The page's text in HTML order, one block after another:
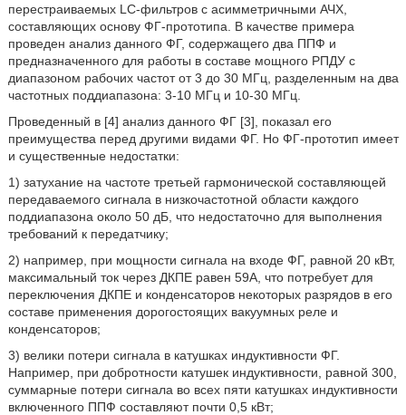
перестраиваемых LC-фильтров с асимметричными АЧХ,
составляющих основу ФГ-прототипа. В качестве примера
проведен анализ данного ФГ, содержащего два ППФ и
предназначенного для работы в составе мощного РПДУ с
диапазоном рабочих частот от 3 до 30 МГц, разделенным на два
частотных поддиапазона: 3-10 МГц и 10-30 МГц.
Проведенный в [4] анализ данного ФГ [3], показал его
преимущества перед другими видами ФГ. Но ФГ-прототип имеет
и существенные недостатки:
1) затухание на частоте третьей гармонической составляющей
передаваемого сигнала в низкочастотной области каждого
поддиапазона около 50 дБ, что недостаточно для выполнения
требований к передатчику;
2) например, при мощности сигнала на входе ФГ, равной 20 кВт,
максимальный ток через ДКПЕ равен 59А, что потребует для
переключения ДКПЕ и конденсаторов некоторых разрядов в его
составе применения дорогостоящих вакуумных реле и
конденсаторов;
3) велики потери сигнала в катушках индуктивности ФГ.
Например, при добротности катушек индуктивности, равной 300,
суммарные потери сигнала во всех пяти катушках индуктивности
включенного ППФ составляют почти 0,5 кВт;